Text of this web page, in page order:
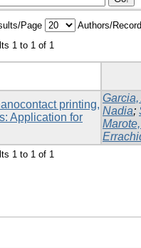
Page
Authors/
1 to 1 of 1
printing,
Application for
Nadia;
1 to 1 of 1